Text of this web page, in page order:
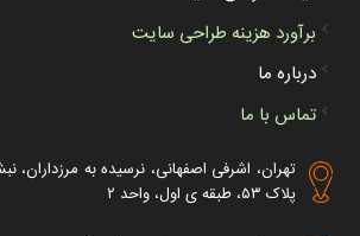
برآورد هزینه طراحی سایت
درباره ما
تماس با ما
تهران، اشرفی اصفهانی، نرسیده به
پلاک ۵۳، طبقه ی اول، واحد ۲